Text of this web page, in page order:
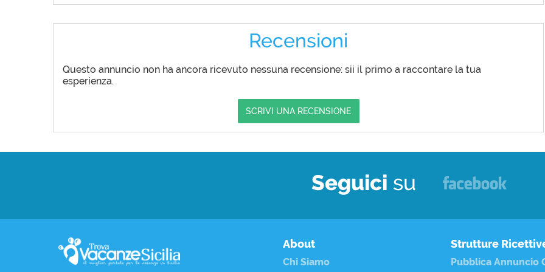
Recensioni
Questo annuncio non ha ancora ricevuto nessuna recensione: sii il primo a raccontare la tua
esperienza.
SCRIVI UNA RECENSIONE
Seguici su
About
Chi Siamo
Strutture
Pubblica Annuncio